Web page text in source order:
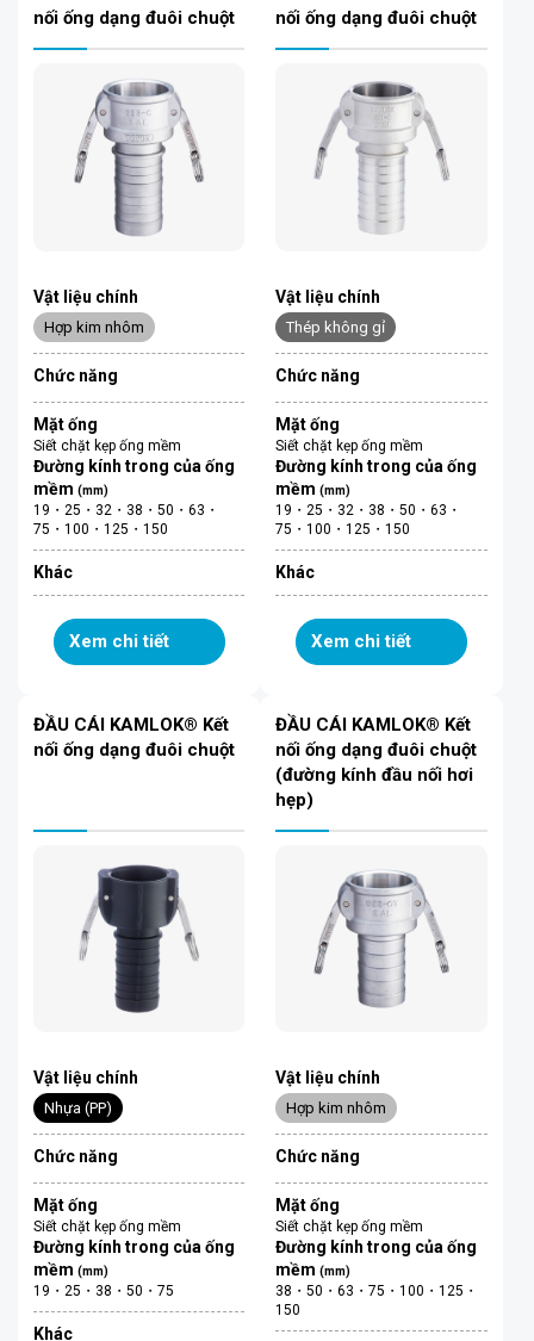
nối ống dạng đuôi chuột
Vật liệu chính
Hợp kim nhôm
Chức năng
Mặt ống
Siết chặt kẹp ống mềm
Đường kính trong của ống
mềm (mm)
19・25・32・38・50・63・
75・100・125・150
Khác
Xem chi tiết
nối ống dạng đuôi chuột
Vật liệu chính
Thép không gỉ
Chức năng
Mặt ống
Siết chặt kẹp ống mềm
Đường kính trong của ống
mềm(mm)
19・25・32・38・50・63・
75・100・125・150
Khác
Xem chi tiết
ĐẦU CÁI KAMLOK® Kết
nối ống dạng đuôi chuột
Vật liệu chính
Nhựa (PP)
Chức năng
Mặt ống
Siết chặt kẹp ống mềm
Đường kính trong của ống
mềm (mm)
19・25・38・50・75
Khác
ĐẦU CÁI KAMLOK® Kết
nối ống dạng đuôi chuột
(đường kính đầu nối hơi
hẹp)
Vật liệu chính
Hợp kim nhôm
Chức năng
Mặt ống
Siết chặt kẹp ống mềm
Đường kính trong của ống
mềm(mm)
38・50・63・75・100・125・
150